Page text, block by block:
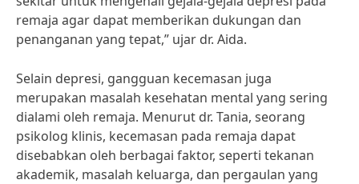
remaja agar dapat memberikan dukungan dan
penanganan yang tepat,” ujar dr. Aida.
Selain depresi, gangguan kecemasan juga
merupakan masalah kesehatan mental yang sering
dialami oleh remaja. Menurut dr. Tania, seorang
psikolog klinis, kecemasan pada remaja dapat
disebabkan oleh berbagai faktor, seperti tekanan
akademik, masalah keluarga, dan pergaulan yang